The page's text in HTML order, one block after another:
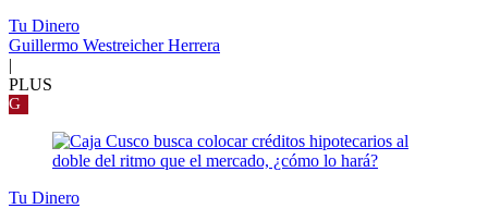
Tu Dinero
Guillermo Westreicher Herrera
|
PLUS
G
Tu Dinero